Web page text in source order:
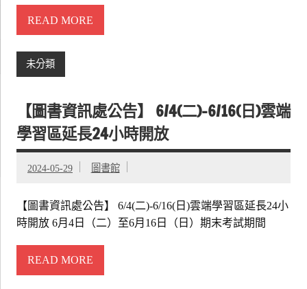
READ MORE
未分類
【圖書資訊處公告】 6/4(二)-6/16(日)雲端
學習區延長24小時開放
2024-05-29 圖書館
【圖書資訊處公告】 6/4(二)-6/16(日)雲端學習區延長24小
時開放 6月4日（二）至6月16日（日）期末考試期間
READ MORE